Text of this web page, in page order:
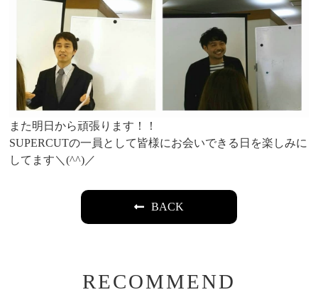
また明日から頑張ります！！
SUPERCUTの一員として皆様にお会いできる日を楽しみに
してます＼(^^)／
BACK
RECOMMEND